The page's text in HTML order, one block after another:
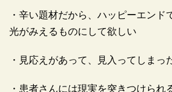
・辛い題材だから、ハッピーエンド
光がみえるものにして欲しい
・見応えがあって、見入ってしまっ
・患者さんには現実を突きつけられ